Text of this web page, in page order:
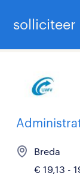
solliciteer
Breda
€ 19,13 -